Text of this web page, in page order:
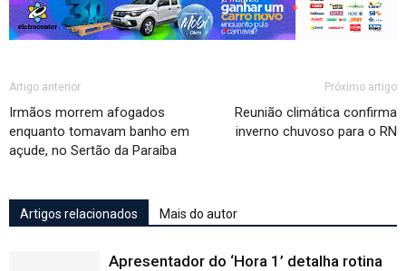
Artigo anterior
Irmãos morrem afogados
enquanto tomavam banho em
açude, no Sertão da Paraíba
Próximo artigo
Reunião climática confirma
inverno chuvoso para o RN
Artigos relacionados Mais do autor
Apresentador do ‘Hora 1’ detalha rotina